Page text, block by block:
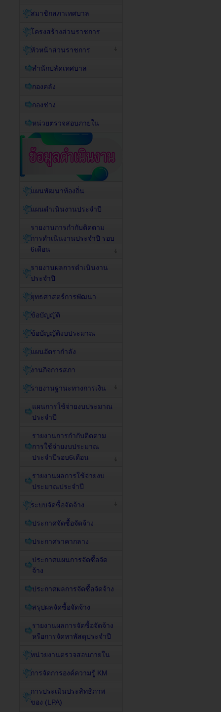
สมาชิกสภาเทศบาล
โครงสร้างส่วนราชการ
หัวหน้าส่วนราชการ
สำนักปลัดเทศบาล
กองคลัง
กองช่าง
หน่วยตรวจสอบภายใน
แผนพัฒนาท้องถิ่น
แผนดำเนินงานประจำปี
รายงานการกำกับติดตาม
การดำเนินงานประจำปี รอบ
6เดือน
รายงานผลการดำเนินงาน
ประจำปี
ยุทธศาสตร์การพัฒนา
ข้อบัญญัติ
ข้อบัญญัติงบประมาณ
แผนอัตรากำลัง
งานกิจการสภา
รายงานฐานะทางการเงิน
แผนการใช้จ่ายงบประมาณ
ประจำปี
รายงานการกำกับติดตาม
การใช้จ่ายงบประมาณ
ประจำปีรอบ6เดือน
รายงานผลการใช้จ่ายงบ
ประมาณประจำปี
ระบบจัดซื้อจัดจ้าง
ประกาศจัดซื้อจัดจ้าง
ประกาศราคากลาง
ประกาศแผนการจัดซื้อจัด
จ้าง
ประกาศผลการจัดซื้อจัดจ้าง
สรุปผลจัดซื้อจัดจ้าง
รายงานผลการจัดซื้อจัดจ้าง
หรือการจัดหาพัสดุประจำปี
หน่วยงานตรวจสอบภายใน
การจัดการองค์ความรู้ KM
การประเมินประสิทธิภาพ
ของ (LPA)